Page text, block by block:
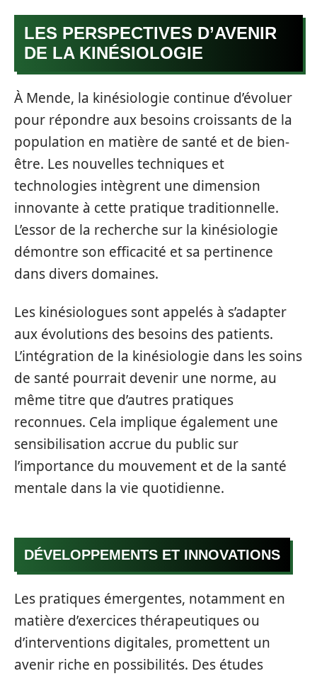
LES PERSPECTIVES D’AVENIR
DE LA KINÉSIOLOGIE
À Mende, la kinésiologie continue d’évoluer
pour répondre aux besoins croissants de la
population en matière de santé et de bien-
être. Les nouvelles techniques et
technologies intègrent une dimension
innovante à cette pratique traditionnelle.
L’essor de la recherche sur la kinésiologie
démontre son efficacité et sa pertinence
dans divers domaines.
Les kinésiologues sont appelés à s’adapter
aux évolutions des besoins des patients.
L’intégration de la kinésiologie dans les soins
de santé pourrait devenir une norme, au
même titre que d’autres pratiques
reconnues. Cela implique également une
sensibilisation accrue du public sur
l’importance du mouvement et de la santé
mentale dans la vie quotidienne.
DÉVELOPPEMENTS ET INNOVATIONS
Les pratiques émergentes, notamment en
matière d’exercices thérapeutiques ou
d’interventions digitales, promettent un
avenir riche en possibilités. Des études